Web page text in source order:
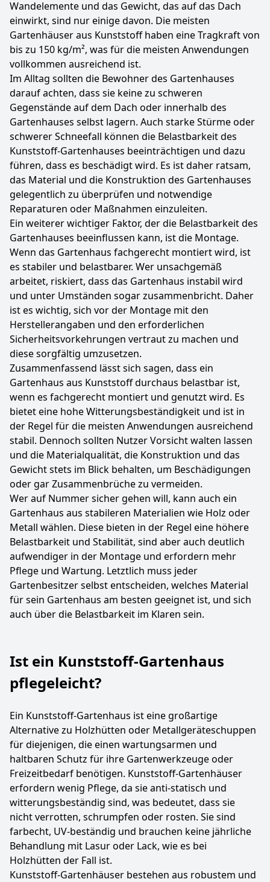
Wandelemente und das Gewicht, das auf das Dach
einwirkt, sind nur einige davon. Die meisten
Gartenhäuser aus Kunststoff haben eine Tragkraft von
bis zu 150 kg/m², was für die meisten Anwendungen
vollkommen ausreichend ist.
Im Alltag sollten die Bewohner des Gartenhauses
darauf achten, dass sie keine zu schweren
Gegenstände auf dem Dach oder innerhalb des
Gartenhauses selbst lagern. Auch starke Stürme oder
schwerer Schneefall können die Belastbarkeit des
Kunststoff-Gartenhauses beeinträchtigen und dazu
führen, dass es beschädigt wird. Es ist daher ratsam,
das Material und die Konstruktion des Gartenhauses
gelegentlich zu überprüfen und notwendige
Reparaturen oder Maßnahmen einzuleiten.
Ein weiterer wichtiger Faktor, der die Belastbarkeit des
Gartenhauses beeinflussen kann, ist die Montage.
Wenn das Gartenhaus fachgerecht montiert wird, ist
es stabiler und belastbarer. Wer unsachgemäß
arbeitet, riskiert, dass das Gartenhaus instabil wird
und unter Umständen sogar zusammenbricht. Daher
ist es wichtig, sich vor der Montage mit den
Herstellerangaben und den erforderlichen
Sicherheitsvorkehrungen vertraut zu machen und
diese sorgfältig umzusetzen.
Zusammenfassend lässt sich sagen, dass ein
Gartenhaus aus Kunststoff durchaus belastbar ist,
wenn es fachgerecht montiert und genutzt wird. Es
bietet eine hohe Witterungsbeständigkeit und ist in
der Regel für die meisten Anwendungen ausreichend
stabil. Dennoch sollten Nutzer Vorsicht walten lassen
und die Materialqualität, die Konstruktion und das
Gewicht stets im Blick behalten, um Beschädigungen
oder gar Zusammenbrüche zu vermeiden.
Wer auf Nummer sicher gehen will, kann auch ein
Gartenhaus aus stabileren Materialien wie Holz oder
Metall wählen. Diese bieten in der Regel eine höhere
Belastbarkeit und Stabilität, sind aber auch deutlich
aufwendiger in der Montage und erfordern mehr
Pflege und Wartung. Letztlich muss jeder
Gartenbesitzer selbst entscheiden, welches Material
für sein Gartenhaus am besten geeignet ist, und sich
auch über die Belastbarkeit im Klaren sein.
Ist ein Kunststoff-Gartenhaus
pflegeleicht?
Ein Kunststoff-Gartenhaus ist eine großartige
Alternative zu Holzhütten oder Metallgeräteschuppen
für diejenigen, die einen wartungsarmen und
haltbaren Schutz für ihre Gartenwerkzeuge oder
Freizeitbedarf benötigen. Kunststoff-Gartenhäuser
erfordern wenig Pflege, da sie anti-statisch und
witterungsbeständig sind, was bedeutet, dass sie
nicht verrotten, schrumpfen oder rosten. Sie sind
farbecht, UV-beständig und brauchen keine jährliche
Behandlung mit Lasur oder Lack, wie es bei
Holzhütten der Fall ist.
Kunststoff-Gartenhäuser bestehen aus robustem und